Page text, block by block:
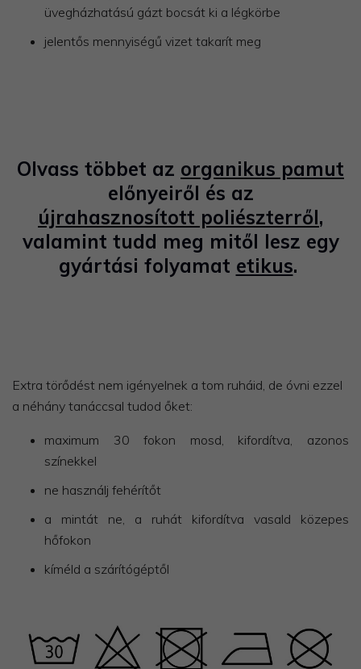
üvegházhatású gázt bocsát ki a légkörbe
jelentős mennyiségű vizet takarít meg
Olvass többet az organikus pamut
előnyeiről és az
újrahasznosított poliészterről,
valamint tudd meg mitől lesz egy
gyártási folyamat etikus.
Extra törődést nem igényelnek a tom ruháid, de óvni ezzel
a néhány tanáccsal tudod őket:
maximum 30 fokon mosd, kifordítva, azonos
színekkel
ne használj fehérítőt
a mintát ne, a ruhát kifordítva vasald közepes
hőfokon
kíméld a szárítógéptől